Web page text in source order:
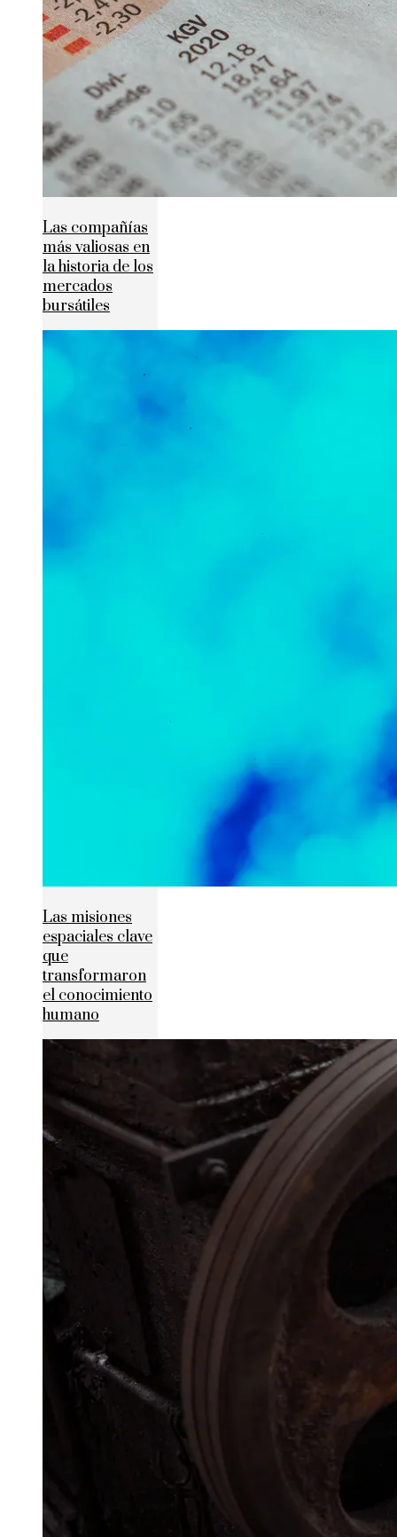
Las compañías
más valiosas en
la historia de los
mercados
bursátiles
Las misiones
espaciales clave
que
transformaron
el conocimiento
humano